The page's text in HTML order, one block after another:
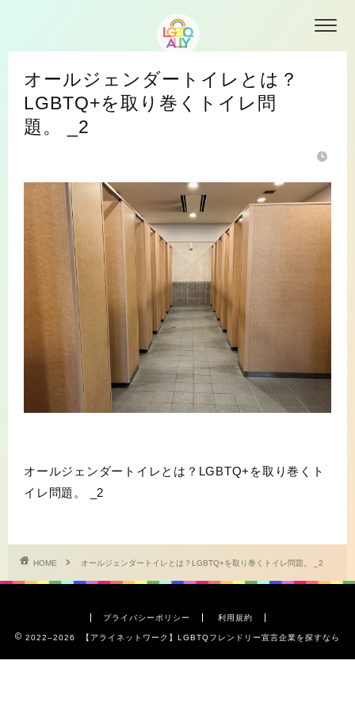
オールジェンダートイレとは？
LGBTQ+を取り巻くトイレ問
題。 _2
オールジェンダートイレとは？LGBTQ+を取り巻くト
イレ問題。 _2
HOME オールジェンダートイレとは？LGBTQ+を取り巻くトイレ問題。 _2
プライバシーポリシー 利用規約
2022–2026 【アライネットワーク】LGBTQフレンドリー宣言企業を探すなら